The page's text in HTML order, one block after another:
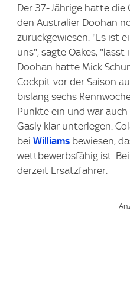
Der 37-Jährige hatte die
den Australier Doohan
zurückgewiesen. "Es ist
uns", sagte Oakes,
Doohan hatte Mick
Cockpit vor der Saison
bislang sechs
Punkte ein und war
Gasly klar unterlegen.
bei Williams bewiesen,
wettbewerbsfähig ist.
derzeit Ersatzfahrer.